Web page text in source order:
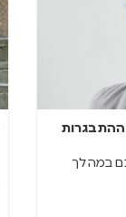
ההתבגרות
במהלך